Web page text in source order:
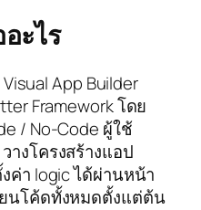
ะไร
App Builder
Framework โดย
/ No-Code ผู้ใช้
างโครงสร้างแอป
ค่า logic ได้ผ่านหน้า
ยนโค้ดทั้งหมดตั้งแต่ต้น